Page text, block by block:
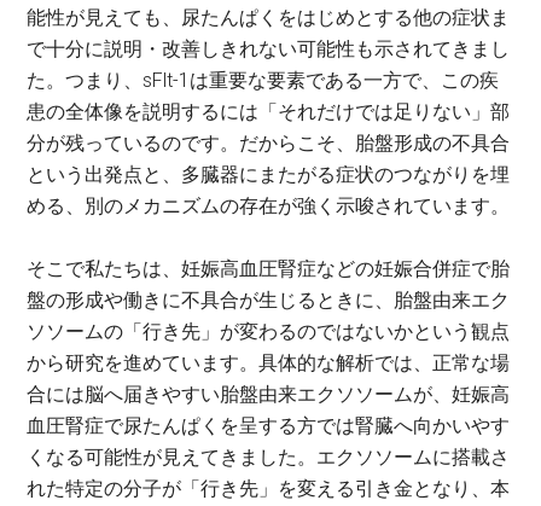
能性が見えても、尿たんぱくをはじめとする他の症状ま
で十分に説明・改善しきれない可能性も示されてきまし
た。つまり、sFlt-1は重要な要素である一方で、この疾
患の全体像を説明するには「それだけでは足りない」部
分が残っているのです。だからこそ、胎盤形成の不具合
という出発点と、多臓器にまたがる症状のつながりを埋
める、別のメカニズムの存在が強く示唆されています。
そこで私たちは、妊娠高血圧腎症などの妊娠合併症で胎
盤の形成や働きに不具合が生じるときに、胎盤由来エク
ソソームの「行き先」が変わるのではないかという観点
から研究を進めています。具体的な解析では、正常な場
合には脳へ届きやすい胎盤由来エクソソームが、妊娠高
血圧腎症で尿たんぱくを呈する方では腎臓へ向かいやす
くなる可能性が見えてきました。エクソソームに搭載さ
れた特定の分子が「行き先」を変える引き金となり、本